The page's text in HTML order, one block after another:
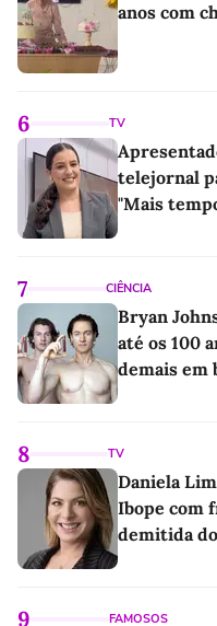
anos com
6 TV
telejornal
"Mais
7 CIÊNCIA
Bryan
até os 100
demais em
8 TV
Daniela
Ibope com
demitida
9 FAMOSOS